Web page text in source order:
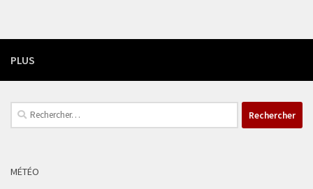
PLUS
Rechercher :
MÉTÉO